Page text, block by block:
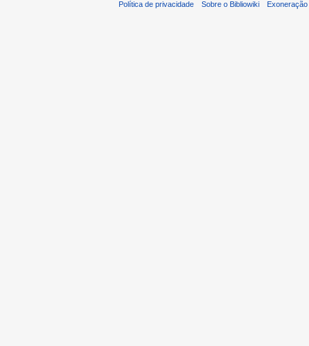
Política de privacidade Sobre o Bibliowiki